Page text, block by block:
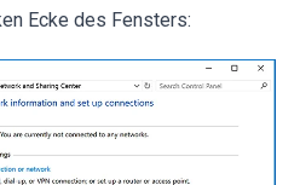
Ecke des Fensters: